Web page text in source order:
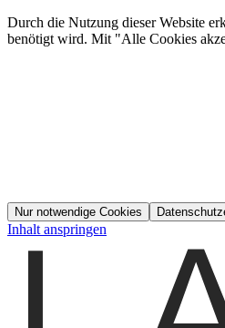
Durch die Nutzung dieser Website
benötigt wird. Mit "Alle Cookies
Nur notwendige Cookies
Inhalt anspringen